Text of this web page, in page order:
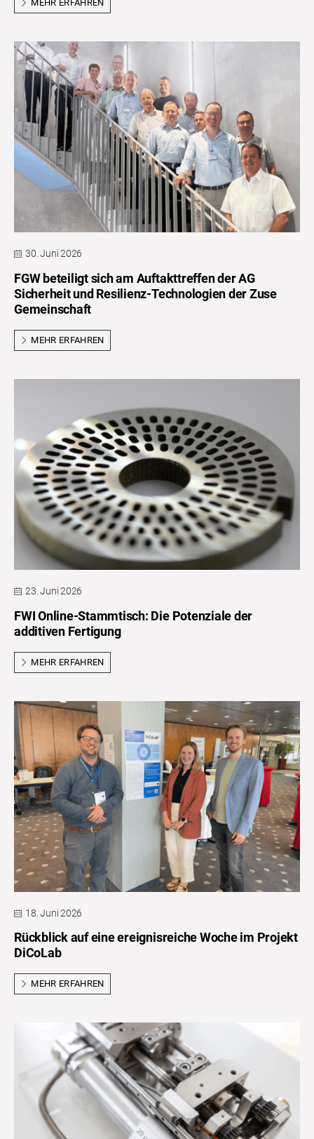
MEHR ERFAHREN
30. Juni 2026
FGW beteiligt sich am Auftakttreffen der AG
Sicherheit und Resilienz-Technologien der Zuse
Gemeinschaft
MEHR ERFAHREN
23. Juni 2026
FWI Online-Stammtisch: Die Potenziale der
additiven Fertigung
MEHR ERFAHREN
18. Juni 2026
Rückblick auf eine ereignisreiche Woche im Projekt
DiCoLab
MEHR ERFAHREN